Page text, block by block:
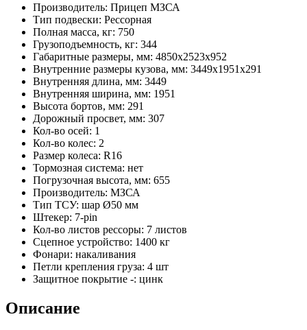
Производитель: Прицеп МЗСА
Тип подвески: Рессорная
Полная масса, кг: 750
Грузоподъемность, кг: 344
Габаритные размеры, мм: 4850х2523х952
Внутренние размеры кузова, мм: 3449х1951х291
Внутренняя длина, мм: 3449
Внутренняя ширина, мм: 1951
Высота бортов, мм: 291
Дорожный просвет, мм: 307
Кол-во осей: 1
Кол-во колес: 2
Размер колеса: R16
Тормозная система: нет
Погрузочная высота, мм: 655
Производитель: МЗСА
Тип ТСУ: шар Ø50 мм
Штекер: 7-pin
Кол-во листов рессоры: 7 листов
Сцепное устройство: 1400 кг
Фонари: накаливания
Петли крепления груза: 4 шт
Защитное покрытие -: цинк
Описание